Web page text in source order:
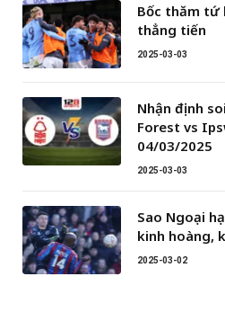
Bốc thăm tứ
thẳng tiến
2025-03-03
Nhận định
Forest vs
04/03/2025
2025-03-03
Sao Ngoại
kinh hoàng,
2025-03-02